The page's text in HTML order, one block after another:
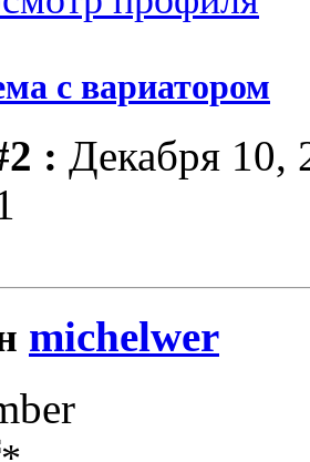
с вариатором
: Декабря 10,
michelwer